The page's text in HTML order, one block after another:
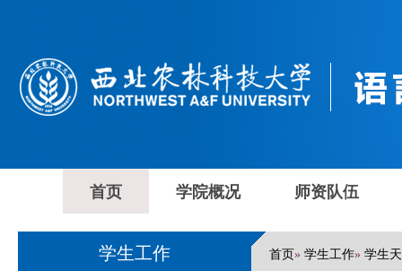
首页 学院概况 师资队伍
学生工作 首页» 学生工作» 学生